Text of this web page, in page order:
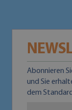
Abonnieren
und Sie
dem